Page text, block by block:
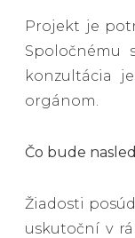
Projekt je
Spoločnému
konzultácia
orgánom.
Čo bude
Žiadosti
uskutoční v